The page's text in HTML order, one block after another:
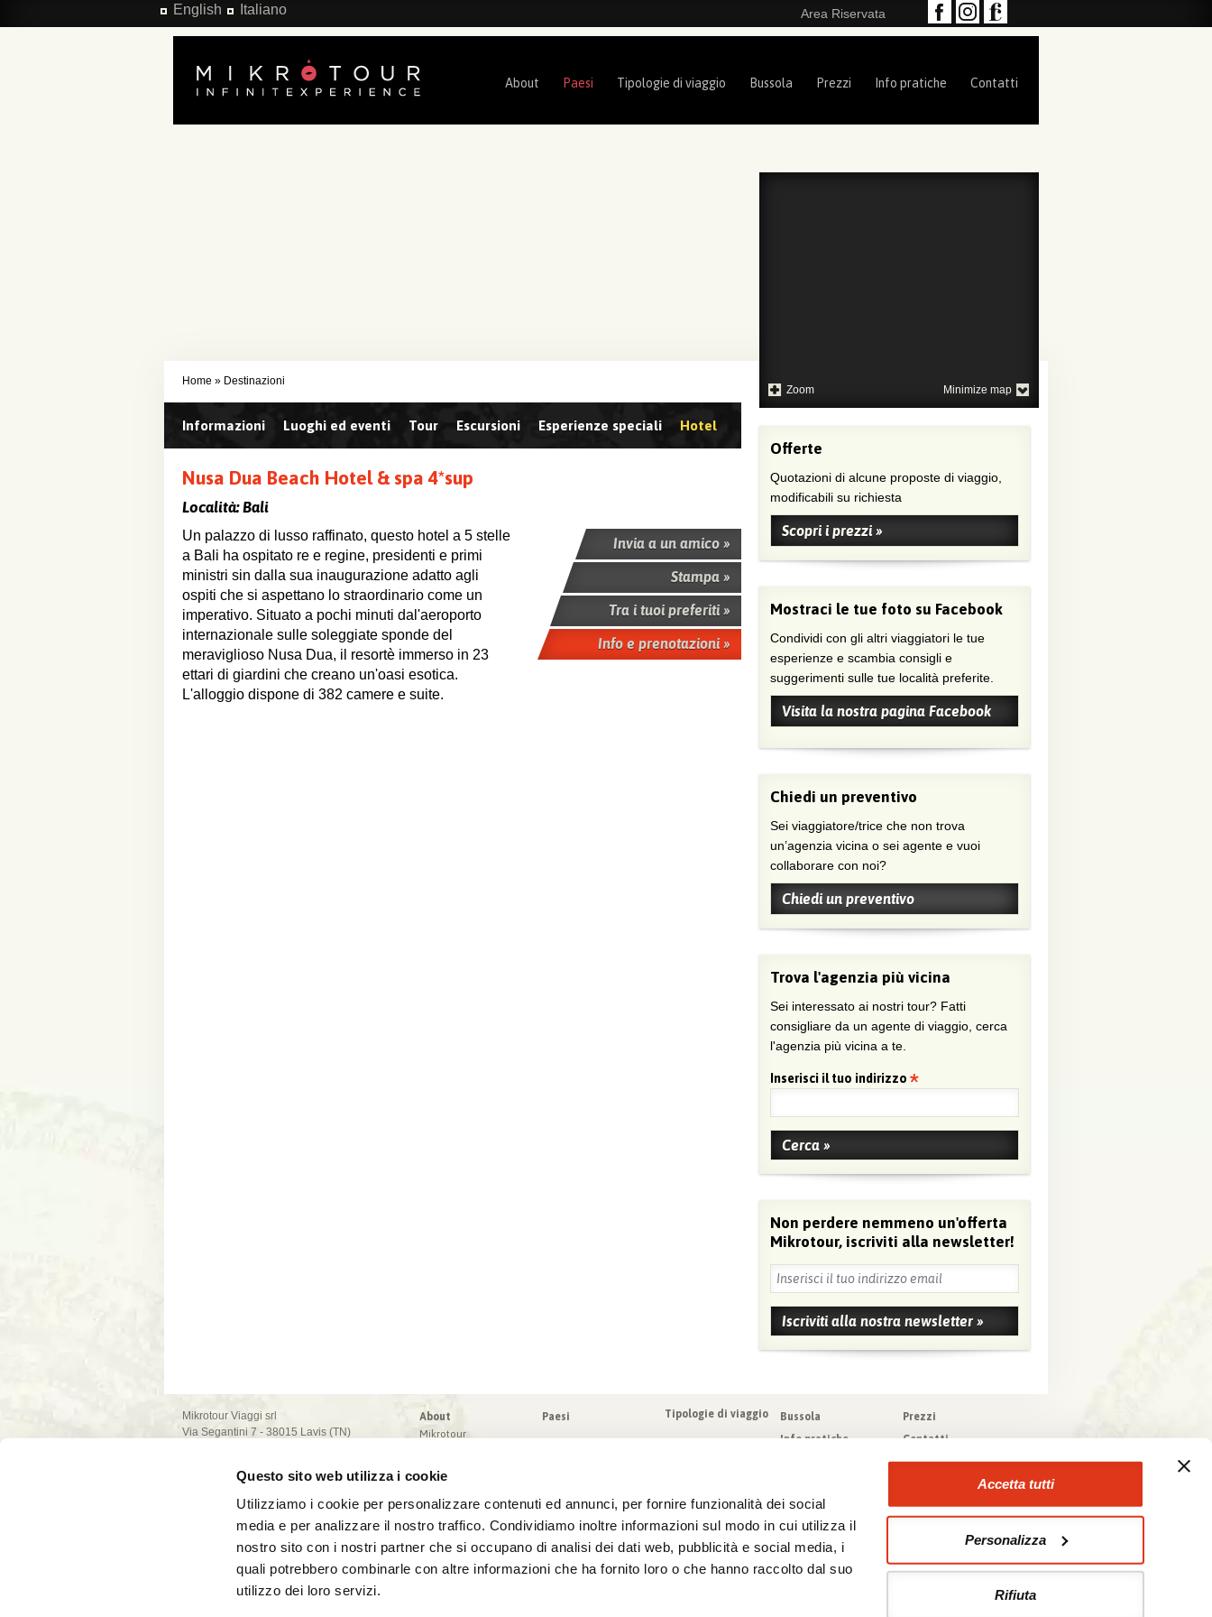
Questo sito web utilizza i cookie
Utilizziamo i cookie per personalizzare contenuti ed annunci, per fornire funzionalità dei social
media e per analizzare il nostro traffico. Condividiamo inoltre informazioni sul modo in cui utilizza il
nostro sito con i nostri partner che si occupano di analisi dei dati web, pubblicità e social media, i
quali potrebbero combinarle con altre informazioni che ha fornito loro o che hanno raccolto dal suo
utilizzo dei loro servizi.
Accetta tutti
Personalizza
Rifiuta
Salta al contenuto principale Area Riservata
English Italiano
About Paesi Tipologie di viaggio Bussola Prezzi Info pratiche Contatti
Home » Destinazioni
Informazioni Luoghi ed eventi Tour Escursioni Esperienze speciali Hotel
Nusa Dua Beach Hotel & spa 4*sup
Località:Bali
Invia a un amico »
Stampa »
Tra i tuoi preferiti »
Info e prenotazioni »
Un palazzo di lusso raffinato, questo hotel a 5 stelle
a Bali ha ospitato re e regine, presidenti e primi
ministri sin dalla sua inaugurazione adatto agli
ospiti che si aspettano lo straordinario come un
imperativo. Situato a pochi minuti dal'aeroporto
internazionale sulle soleggiate sponde del
meraviglioso Nusa Dua, il resortè immerso in 23
ettari di giardini che creano un'oasi esotica.
L'alloggio dispone di 382 camere e suite.
Zoom Minimize map
Offerte
Quotazioni di alcune proposte di viaggio,
modificabili su richiesta
Scopri i prezzi »
Mostraci le tue foto su Facebook
Condividi con gli altri viaggiatori le tue
esperienze e scambia consigli e
suggerimenti sulle tue località preferite.
Visita la nostra pagina Facebook
Chiedi un preventivo
Sei viaggiatore/trice che non trova
un’agenzia vicina o sei agente e vuoi
collaborare con noi?
Chiedi un preventivo
Trova l'agenzia più vicina
Sei interessato ai nostri tour? Fatti
consigliare da un agente di viaggio, cerca
l'agenzia più vicina a te.
Inserisci il tuo indirizzo
Non perdere nemmeno un'offerta
Mikrotour, iscriviti alla newsletter!
Mikrotour Viaggi srl
Via Segantini 7 - 38015 Lavis (TN)
capitale sociale 10.000€
PEC: mikrotour @ legalmail.it
cookie policy
About
Mikrotour
Blog
Paesi Tipologie di viaggio Bussola
Prezzi
Info pratiche
Scheda tecnica
Contatti